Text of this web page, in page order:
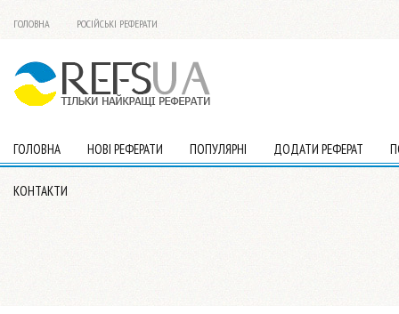
ГОЛОВНА РОСІЙСЬКІ РЕФЕРАТИ
ГОЛОВНА НОВІ РЕФЕРАТИ ПОПУЛЯРНІ ДОДАТИ РЕФЕРАТ
КОНТАКТИ